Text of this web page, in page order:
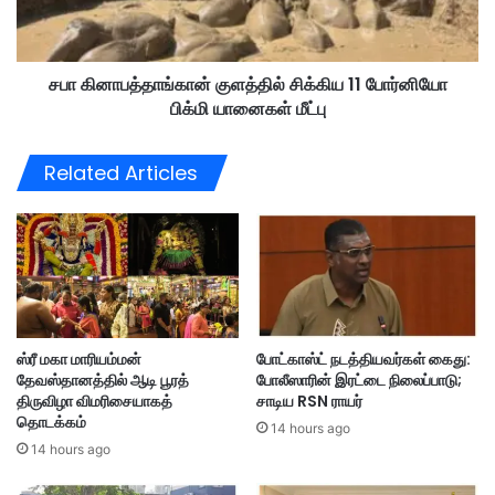
தை
க
ள்
:
ம
லா
ய்
ச
மூ
க
த்
தி
ற்
கு
ங்
கா
தி
சி
க்
கி
ய
1
1
போ
ர்
னி
யோ
பி
சபா கினாபத்தாங்கான் குளத்தில் சிக்கிய 11 போர்னியோ
பிக்மி யானைகள் மீட்பு
Related Articles
ஸ்ரீ மகா மாரியம்மன்
தேவஸ்தானத்தில் ஆடி பூரத்
திருவிழா விமரிசையாகத்
தொடக்கம்
14 hours ago
போட்காஸ்ட் நடத்தியவர்கள் கைது:
போலீஸாரின் இரட்டை நிலைப்பாடு;
சாடிய RSN ராயர்
14 hours ago